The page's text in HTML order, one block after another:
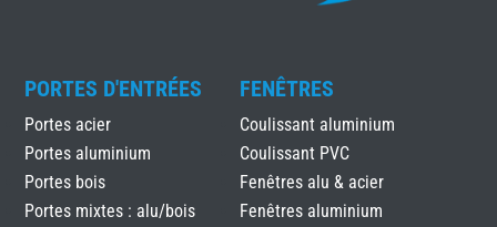
PORTES D'ENTRÉES
Portes acier
Portes aluminium
Portes bois
Portes mixtes : alu/bois
FENÊTRES
Coulissant aluminium
Coulissant PVC
Fenêtres alu & acier
Fenêtres aluminium